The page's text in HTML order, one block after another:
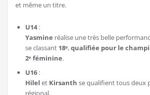
et même un titre.
U14:
Yasmine réalise une très belle
se classant 18ᵉ,qualifiée pour le
2ᵉ féminine.
U16 :
Hilel et Kirsanth se qualifient tous deux
régional.